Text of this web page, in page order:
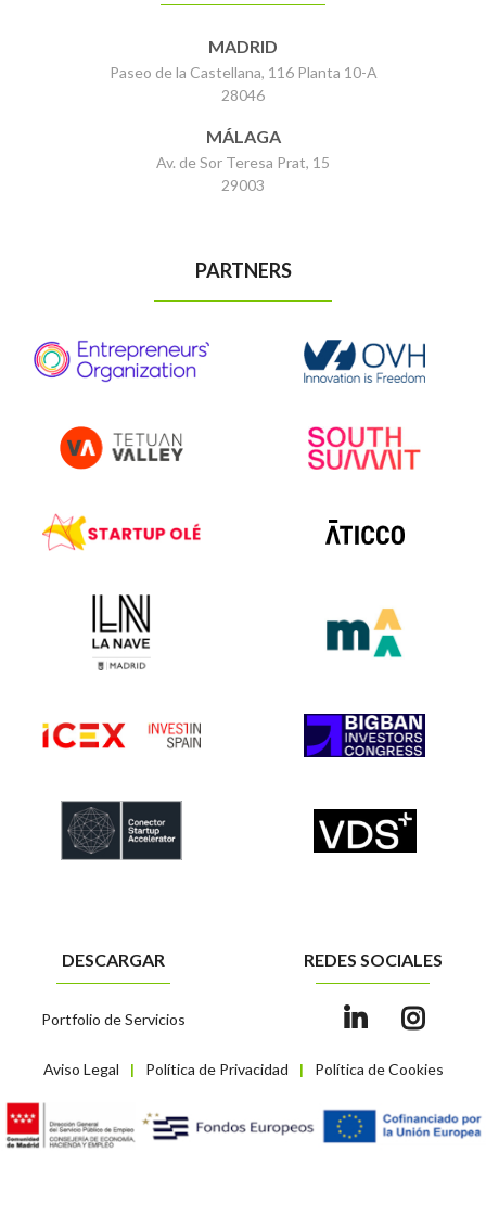
MADRID
Paseo de la Castellana, 116 Planta 10-A
28046
MÁLAGA
Av. de Sor Teresa Prat, 15
29003
PARTNERS
Aviso Legal | Política de Privacidad | Política de Cookies
DESCARGAR
Portfolio de Servicios
REDES SOCIALES